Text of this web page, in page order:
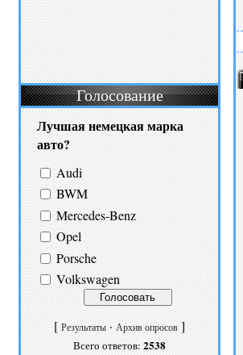
Голосование
Лучшая немецкая марка
авто?
Audi
BWM
Mercedes-Benz
Opel
Porsche
Volkswagen
[Результаты·Архив опросов]
Всего ответов:2538